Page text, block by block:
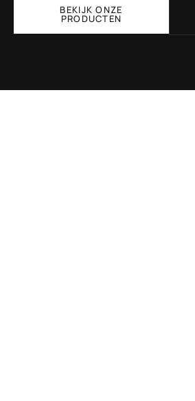
BEKIJK ONZE
PRODUCTEN